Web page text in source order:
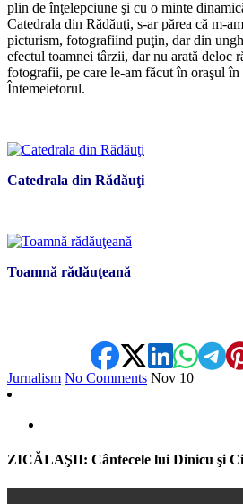
plin de înţelepciune şi cu o minte
Catedrala din Rădăuţi, s-ar părea că m-
picturism, fotografiind puţin, dar din
efectul toamnei târzii, dar nu arată deloc
fotografii, pe care le-am făcut în oraşul în
Întemeietorul.
Catedrala din Rădăuţi
Toamnă rădăuţeană
Jurnalism No Comments Nov 10
ZICĂLAŞII: Cântecele lui Dinicu şi